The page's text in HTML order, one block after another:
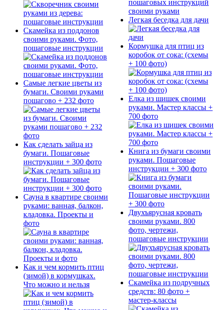
Скамейка из поддонов
своими руками. Фото,
пошаговые инструкции
Самые легкие цветы из
бумаги. Своими руками
пошагово + 232 фото
Как сделать зайца из
бумаги. Пошаговые
инструкции + 300 фото
Сауна в квартире своими
руками: ванная, балкон,
кладовка. Проекты и
фото
Как и чем кормить птиц
(зимой) в кормушках.
Что можно и нельзя
Легкая беседка для дачи
Кормушка для птиц из
коробок от сока: (схемы
+ 100 фото)
Елка из шишек своими
руками. Мастер классы +
700 фото
Книга из бумаги своими
руками. Пошаговые
инструкции + 300 фото
Двухъярусная кровать
своими руками. 800
фото, чертежи,
пошаговые инструкции
Скамейка из подручных
средств: 80 фото +
мастер-классы